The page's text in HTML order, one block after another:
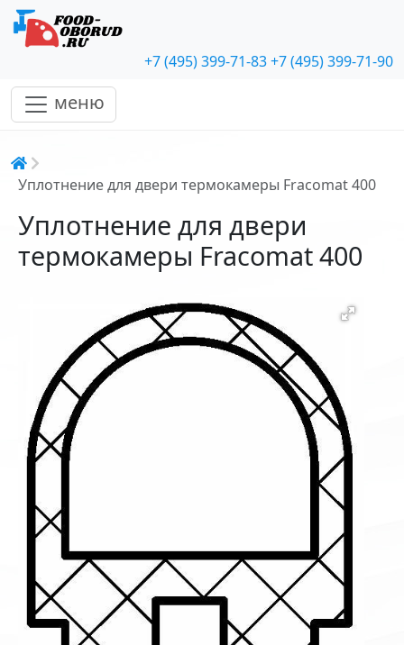
+7 (495) 399-71-83+7 (495) 399-71-90
меню
Строка навигации
Уплотнение для двери термокамеры Fracomat 400
Уплотнение для двери
термокамеры Fracomat 400